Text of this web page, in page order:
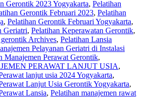
Gerontik 2023 Yogyakarta, Pelatihan
Gerontik Februari 2023, Pelatihan
, Pelatihan Gerontik Februari Yogyakarta,
Geriatri, Pelatihan Keperawatan Gerontik,
Archives, Pelatihan Lansia
Pelayanan Geriatri di Instalasi
Manajemen Perawat Gerontik,
PERAWAT LANJUT USIA,
lanjut usia 2024 Yogyakarta,
Lanjut Usia Gerontik Yogyakarta,
Lansia, Pelatihan manajemen rawat